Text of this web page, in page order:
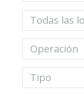
Todas las
Operación
Tipo